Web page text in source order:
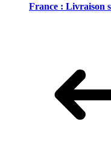
France : Livraison